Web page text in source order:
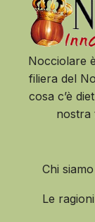
Nocciolare
filiera del
cosa c’è
nostra
Chi siamo
Le